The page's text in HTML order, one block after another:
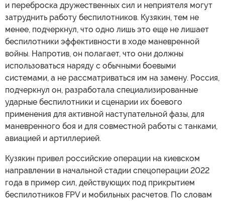
и переброска дружественных сил и неприятеля могут
затруднить работу беспилотников. Кузякин, тем не
менее, подчеркнул, что одно лишь это еще не лишает
беспилотники эффективности в ходе маневренной
войны. Напротив, он полагает, что они должны
использоваться наряду с обычными боевыми
системами, а не рассматриваться им на замену. Россия,
подчеркнул он, разработала специализированные
ударные беспилотники и сценарии их боевого
применения для активной наступательной фазы, для
маневренного боя и для совместной работы с танками,
авиацией и артиллерией.
Кузякин привел российские операции на киевском
направлении в начальной стадии спецоперации 2022
года в пример сил, действующих под прикрытием
беспилотников FPV и мобильных расчетов. По словам